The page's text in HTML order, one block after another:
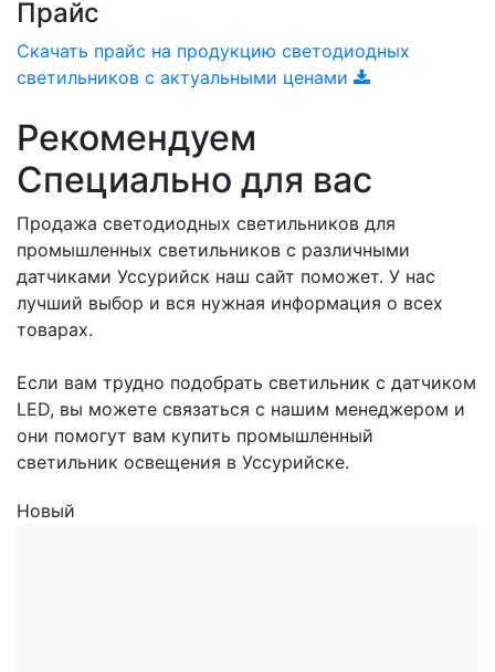
Прайс
Скачать прайс на продукцию светодиодных
светильников с актуальными ценами
Рекомендуем
Специально для вас
Продажа светодиодных светильников для
промышленных светильников с различными
датчиками Уссурийск наш сайт поможет. У нас
лучший выбор и вся нужная информация о всех
товарах.
Если вам трудно подобрать светильник с датчиком
LED, вы можете связаться с нашим менеджером и
они помогут вам купить промышленный
светильник освещения в Уссурийске.
Новый